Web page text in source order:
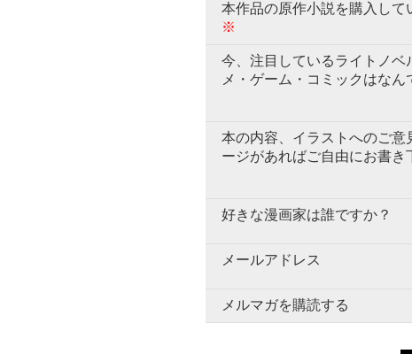
本作品の原作小説を購入して
※
今、注目しているライトノベ
メ・ゲーム・コミックはなん
本の内容、イラストへのご意
ージがあればご自由にお書き
好きな漫画家は誰ですか？
メールアドレス
メルマガを購読する